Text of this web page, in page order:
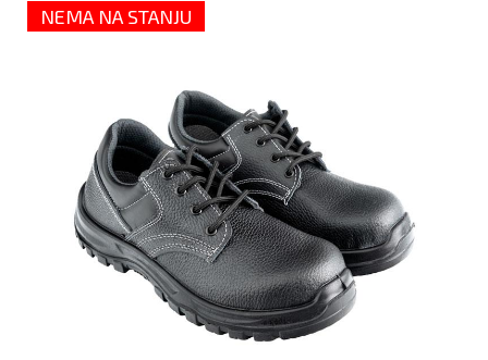
NEMA NA STANJU